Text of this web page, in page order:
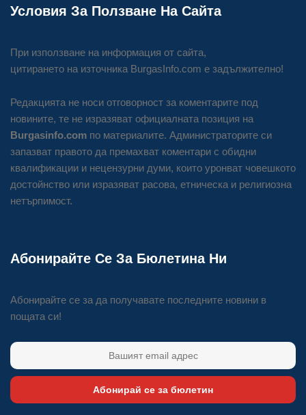
Условия За Ползване На Сайта
При използване на информация от сайта,
цитирането на източника BurgasInfo.com е задължително!
Редакцията не носи отговорност за коментарите под
новините, те не изразяват официалната позиция на
Burgasinfo.com по материалите. Администраторите си
запазват правото да премахват коментари с обидни
квалификации и нецензурни думи, които уронват човешкото
достойнство или изразяват расова, етническа и религиозна
нетърпимост.
Абонирайте Се За Бюлетина Ни
Абонирайте се за да получавате последните новини в
пощата си!
Абонирай се за бюлетин